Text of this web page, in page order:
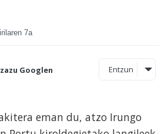
7a
Googlen Entzun
eman du, atzo Irungo